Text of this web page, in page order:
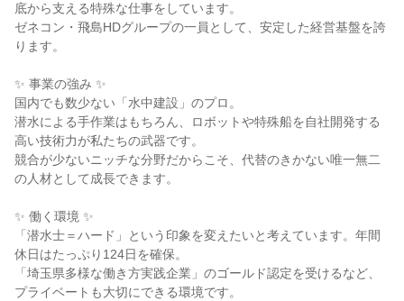
底から支える特殊な仕事をしています。
ゼネコン・飛島HDグループの一員として、安定した経営基盤を誇
ります。
✨ 事業の強み ✨
国内でも数少ない「水中建設」のプロ。
潜水による手作業はもちろん、ロボットや特殊船を自社開発する
高い技術力が私たちの武器です。
競合が少ないニッチな分野だからこそ、代替のきかない唯一無二
の人材として成長できます。
✨ 働く環境 ✨
「潜水士＝ハード」という印象を変えたいと考えています。年間
休日はたっぷり124日を確保。
「埼玉県多様な働き方実践企業」のゴールド認定を受けるなど、
プライベートも大切にできる環境です。